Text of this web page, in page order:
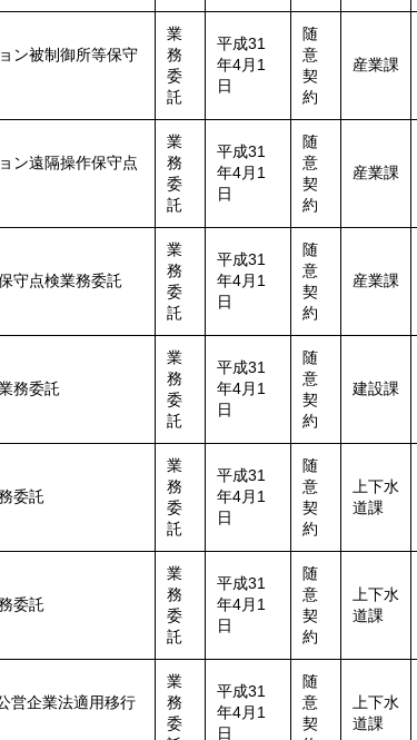
ン被制御所等保守
業
務
委
託
平成31
年4月1
日
随
意
契
約
産業課
ン遠隔操作保守点
業
務
委
託
平成31
年4月1
日
随
意
契
約
産業課
守点検業務委託
業
務
委
託
平成31
年4月1
日
随
意
契
約
産業課
務委託
業
務
委
託
平成31
年4月1
日
随
意
契
約
建設課
委託
業
務
委
託
平成31
年4月1
日
随
意
契
約
上下水
道課
委託
業
務
委
託
平成31
年4月1
日
随
意
契
約
上下水
道課
企業法適用移行
業
務
委
平成31
年4月1
日
随
意
契
上下水
道課